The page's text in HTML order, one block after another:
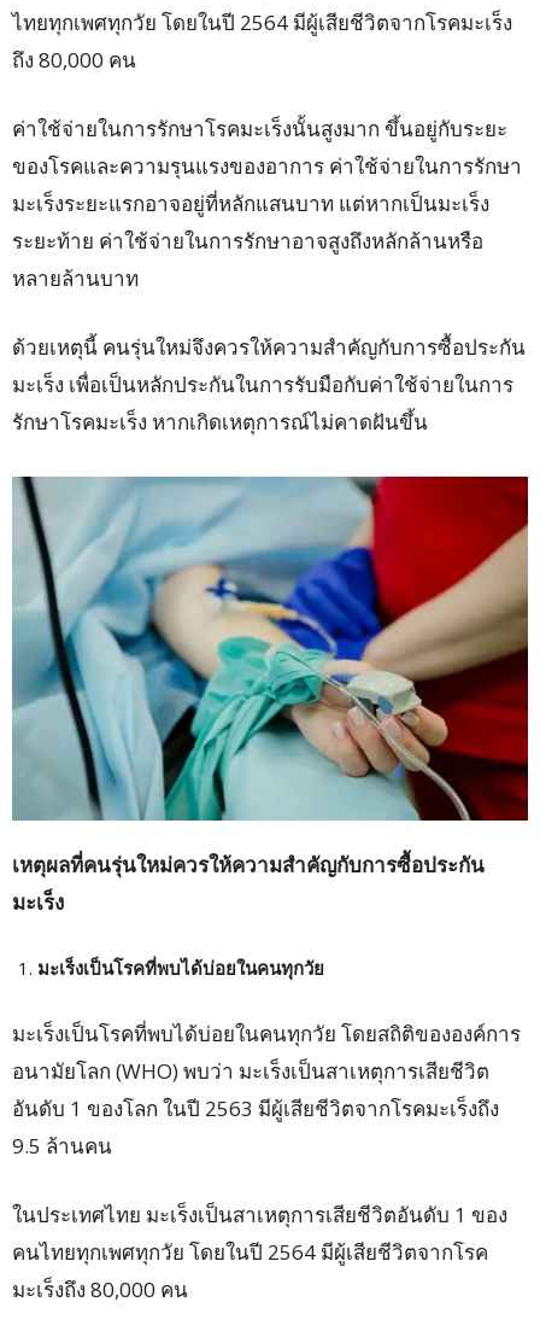
ไทยทุกเพศทุกวัย โดยในปี 2564 มีผู้เสียชีวิตจากโรคมะเร็ง
ถึง 80,000 คน
ค่าใช้จ่ายในการรักษาโรคมะเร็งนั้นสูงมาก ขึ้นอยู่กับระยะ
ของโรคและความรุนแรงของอาการ ค่าใช้จ่ายในการรักษา
มะเร็งระยะแรกอาจอยู่ที่หลักแสนบาท แต่หากเป็นมะเร็ง
ระยะท้าย ค่าใช้จ่ายในการรักษาอาจสูงถึงหลักล้านหรือ
หลายล้านบาท
ด้วยเหตุนี้ คนรุ่นใหม่จึงควรให้ความสำคัญกับการซื้อประกัน
มะเร็ง เพื่อเป็นหลักประกันในการรับมือกับค่าใช้จ่ายในการ
รักษาโรคมะเร็ง หากเกิดเหตุการณ์ไม่คาดฝันขึ้น
เหตุผลที่คนรุ่นใหม่ควรให้ความสำคัญกับการซื้อประกัน
มะเร็ง
มะเร็งเป็นโรคที่พบได้บ่อยในคนทุกวัย
มะเร็งเป็นโรคที่พบได้บ่อยในคนทุกวัย โดยสถิติขององค์การ
อนามัยโลก (WHO) พบว่า มะเร็งเป็นสาเหตุการเสียชีวิต
อันดับ 1 ของโลก ในปี 2563 มีผู้เสียชีวิตจากโรคมะเร็งถึง
9.5 ล้านคน
ในประเทศไทย มะเร็งเป็นสาเหตุการเสียชีวิตอันดับ 1 ของ
คนไทยทุกเพศทุกวัย โดยในปี 2564 มีผู้เสียชีวิตจากโรค
มะเร็งถึง 80,000 คน